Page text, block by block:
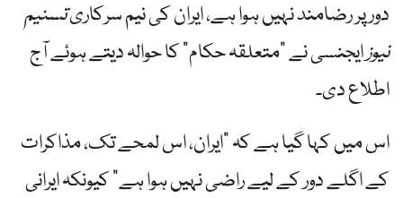
دور پر رضامند نہیں ہوا ہے، ایران کی نیم سرکاریتسنیم
نیوزایجنسی نے "متعلقہ حکام” کا حوالہ دیتے ہوئے آج
اطلاع دی۔
اس میں کہا گیا ہے کہ "ایران، اس لمحے تک، مذاکرات
کے اگلے دور کے لیے راضی نہیں ہوا ہے” کیونکہ ایرانی